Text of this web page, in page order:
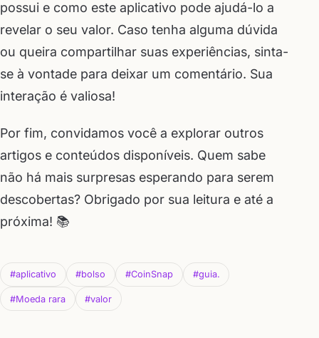
possui e como este aplicativo pode ajudá-lo a
revelar o seu valor. Caso tenha alguma dúvida
ou queira compartilhar suas experiências, sinta-
se à vontade para deixar um comentário. Sua
interação é valiosa!
Por fim, convidamos você a explorar outros
artigos e conteúdos disponíveis. Quem sabe
não há mais surpresas esperando para serem
descobertas? Obrigado por sua leitura e até a
próxima! 📚
#aplicativo #bolso #CoinSnap #guia.
#Moeda rara #valor